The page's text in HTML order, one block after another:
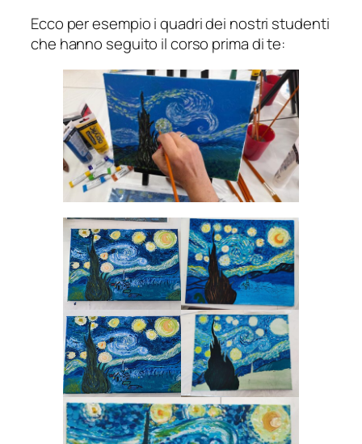
Ecco per esempio i quadri dei nostri studenti
che hanno seguito il corso prima di te: